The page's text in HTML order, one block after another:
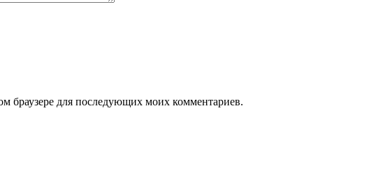
браузере для последующих моих комментариев.